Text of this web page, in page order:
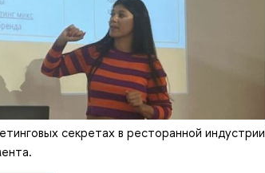
секретах в ресторанной индустрии